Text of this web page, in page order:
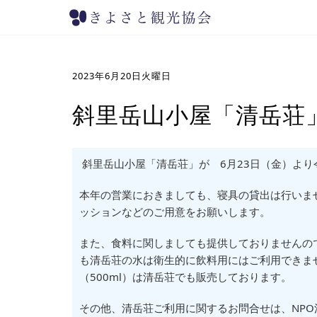
2023年6月20日火曜日
斜里岳山小屋「清岳
斜里岳山小屋「清岳荘」が 6月23日（金）より
本年の営業におきましても、寝具の貸出は行い
ッションなどのご用意をお願いします。
また、食料に関しましても提供しておりません
も清岳荘の水は衛生的に飲料用にはご利用でき
（500ml）は清岳荘でも販売しております。
その他、清岳荘ご利用に関するお問合せは、